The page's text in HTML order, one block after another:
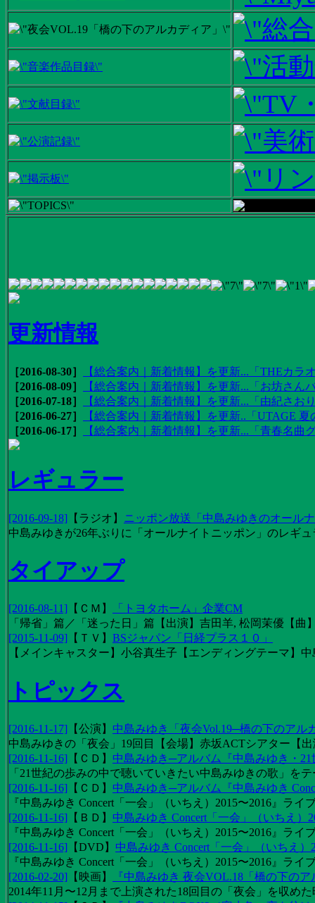
更新情報
［2016-08-30］
【総合案内｜新着情報】を更新...「THEカ
［2016-08-09］
【総合案内｜新着情報】を更新...「お坊さ
［2016-07-18］
【総合案内｜新着情報】を更新...「由紀さお
［2016-06-27］
【総合案内｜新着情報】を更新..「UTAGE
［2016-06-17］
【総合案内｜新着情報】を更新...「青春名
レギュラー
[2016-09-18] 【 ラジオ 】 ニッポン放送「中島みゆきのオール
中島みゆきが26年ぶりに「オールナイトニッポン」のレギ
タイアップ
[2016-08-11] 【 ＣＭ 】
「トヨタホーム」企業CM
「帰省」篇／「迷った日」篇【出演】吉田羊, 松岡茉優【
[2015-11-09] 【 ＴＶ 】 BSジャパン「日経プラス１０」
【メインキャスター】小谷真生子【エンディングテーマ】
トピックス
[2016-11-17] 【公演】 中島みゆき「夜会Vol.19─橋の下のアル
中島みゆきの「夜会」19回目【会場】赤坂ACTシアター【
[2016-11-16] 【 ＣＤ 】 中島みゆき─アルバム『中島みゆき・
「21世紀の歩みの中で聴いていきたい中島みゆきの歌」を
[2016-11-16] 【 ＣＤ 】 中島みゆき─アルバム『中島みゆき
『中島みゆき Concert「一会」（いちえ）2015〜2016』ラ
[2016-11-16] 【 ＢＤ 】 中島みゆき Concert「一会」（いちえ）
『中島みゆき Concert「一会」（いちえ）2015〜2016』ラ
[2016-11-16] 【DVD 】 中島みゆき Concert「一会」（いちえ）
『中島みゆき Concert「一会」（いちえ）2015〜2016』ラ
[2016-02-20] 【 映画】
『中島みゆき 夜会VOL.18「橋の下の
2014年11月〜12月まで上演された18回目の「夜会」を収め